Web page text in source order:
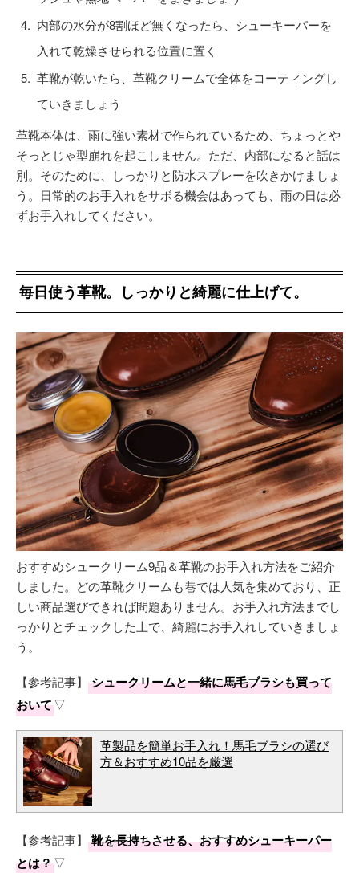
内部の水分が8割ほど無くなったら、シューキーパーを
入れて乾燥させられる位置に置く
革靴が乾いたら、革靴クリームで全体をコーティングし
ていきましょう
革靴本体は、雨に強い素材で作られているため、ちょっとや
そっとじゃ型崩れを起こしません。ただ、内部になると話は
別。そのために、しっかりと防水スプレーを吹きかけましょ
う。日常的のお手入れをサボる機会はあっても、雨の日は必
ずお手入れしてください。
毎日使う革靴。しっかりと綺麗に仕上げて。
おすすめシュークリーム9品＆革靴のお手入れ方法をご紹介
しました。どの革靴クリームも巷では人気を集めており、正
しい商品選びできれば問題ありません。お手入れ方法までし
っかりとチェックした上で、綺麗にお手入れしていきましょ
う。
【参考記事】
シュークリームと一緒に馬毛ブラシも買って
おいて▽
革製品を簡単お手入れ！馬毛ブラシの選び
方＆おすすめ10品を厳選
【参考記事】
靴を長持ちさせる、おすすめシューキーパー
とは？▽